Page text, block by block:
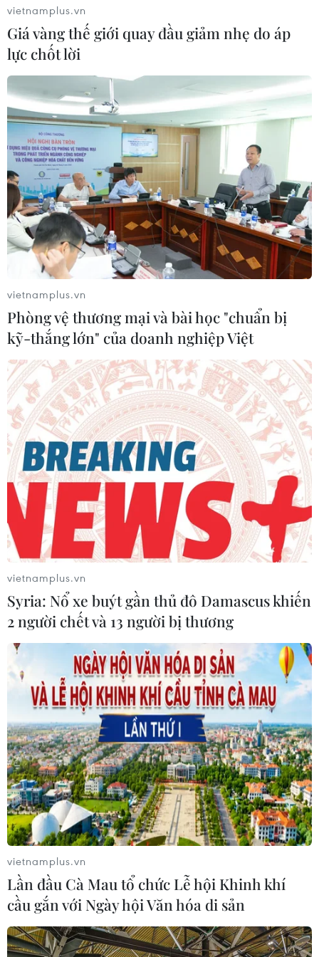
Tạo điều kiện thuận lợi cho doanh nghiệp
Việt-Trung hợp tác đầu tư
23/05/2019 08:57
Là thành phố có mối quan hệ hợp tác với nhiều địa
phương của Trung Quốc, Thành phố Hồ Chí Minh mong
muốn đóng góp tích cực vào quan hệ Đối tác Chiến
lược toàn diện Việt Nam-Trung Quốc.
Doanh nghiệp tỉnh Sơn Đông tìm cơ hội
hợp tác tại Việt Nam
27/05/2019 07:59
Tổng kim ngạch giữa Việt Nam và tỉnh Sơn Đông đạt 38
tỷ nhân dân tệ; đầu tư của các doanh nghiệp Sơn Đông
tại Việt Nam gia tăng chủ yếu ở gia công dệt may, cao
su...
vietnamplus.vn
Giá vàng thế giới quay đầu giảm nhẹ do áp
lực chốt lời
vietnamplus.vn
Phòng vệ thương mại và bài học "chuẩn bị
kỹ-thắng lớn" của doanh nghiệp Việt
vietnamplus.vn
Syria: Nổ xe buýt gần thủ đô Damascus khiến
2 người chết và 13 người bị thương
vietnamplus.vn
Lần đầu Cà Mau tổ chức Lễ hội Khinh khí
cầu gắn với Ngày hội Văn hóa di sản